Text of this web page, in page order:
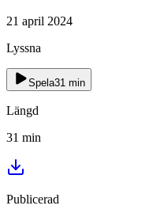
21 april 2024
Lyssna
Spela31 min
Längd
31 min
Publicerad